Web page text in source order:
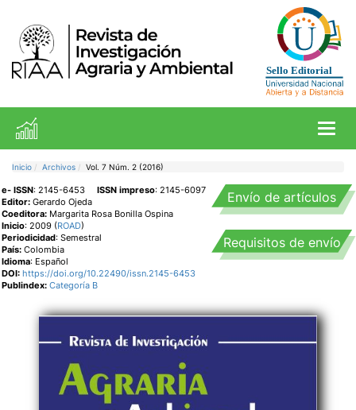
Inicio Archivos Vol. 7 Núm. 2 (2016)
e- ISSN: 2145-6453ISSN impreso: 2145-6097
Editor: Gerardo Ojeda
Coeditora: Margarita Rosa Bonilla Ospina
Inicio: 2009 (ROAD)
Periodicidad: Semestral
País: Colombia
Idioma: Español
DOI: https://doi.org/10.22490/issn.2145-6453
Publindex: Categoría B
Envío de artículos
Requisitos de envío